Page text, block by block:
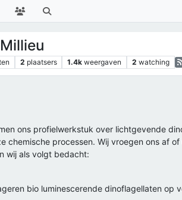
2 plaatsers 1.4k weergaven 2 watching
ons profielwerkstuk over lichtgevende
chemische processen. Wij vroegen ons af
wij als volgt bedacht:
bio luminescerende dinoflagellaten op